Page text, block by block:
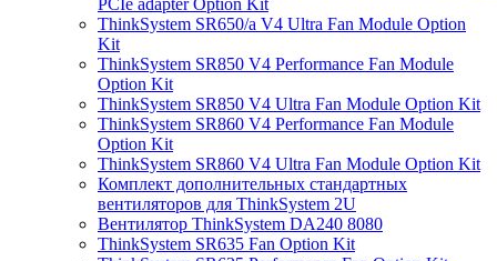
PCIe adapter Option Kit
ThinkSystem SR650/a V4 Ultra Fan Module Option
Kit
ThinkSystem SR850 V4 Performance Fan Module
Option Kit
ThinkSystem SR850 V4 Ultra Fan Module Option Kit
ThinkSystem SR860 V4 Performance Fan Module
Option Kit
ThinkSystem SR860 V4 Ultra Fan Module Option Kit
Комплект дополнительных стандартных
вентиляторов для ThinkSystem 2U
Вентилятор ThinkSystem DA240 8080
ThinkSystem SR635 Fan Option Kit